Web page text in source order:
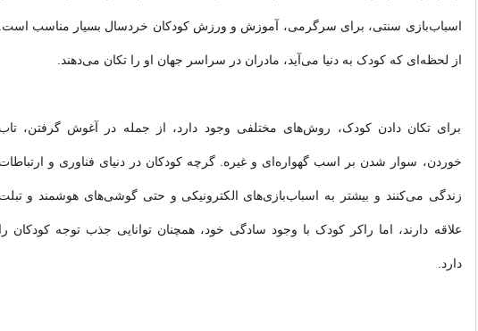
اسباب‌بازی سنتی، برای سرگرمی، آموزش و ورزش کودکان خردسال بسیار مناسب است.
از لحظه‌ای که کودک به دنیا می‌آید، مادران در سراسر جهان او را تکان می‌دهند.
برای تکان دادن کودک، روش‌های مختلفی وجود دارد، از جمله در آغوش گرفتن، تاب
خوردن، سوار شدن بر اسب گهواره‌ای و غیره. گرچه کودکان در دنیای فناوری و ارتباطات
زندگی می‌کنند و بیشتر به اسباب‌بازی‌های الکترونیکی و حتی گوشی‌های هوشمند و تبلت
علاقه دارند، اما راکر کودک با وجود سادگی خود، همچنان توانایی جذب توجه کودکان را
دارد.